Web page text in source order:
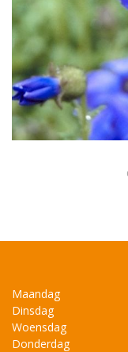
Maandag
Dinsdag
Woensdag
Donderdag